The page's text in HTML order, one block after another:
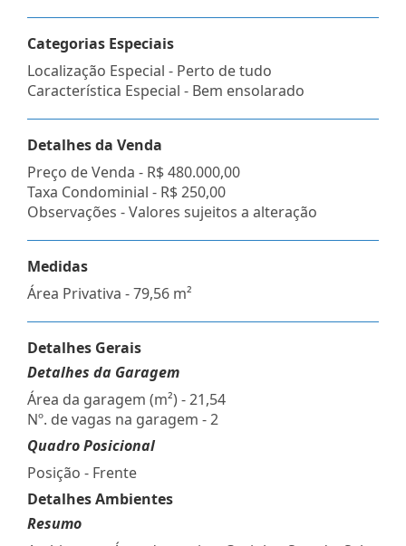
Categorias Especiais
Localização Especial - Perto de tudo
Característica Especial - Bem ensolarado
Detalhes da Venda
Preço de Venda - R$ 480.000,00
Taxa Condominial - R$ 250,00
Observações - Valores sujeitos a alteração
Medidas
Área Privativa - 79,56 m²
Detalhes Gerais
Detalhes da Garagem
Área da garagem (m²) - 21,54
Nº. de vagas na garagem - 2
Quadro Posicional
Posição - Frente
Detalhes Ambientes
Resumo